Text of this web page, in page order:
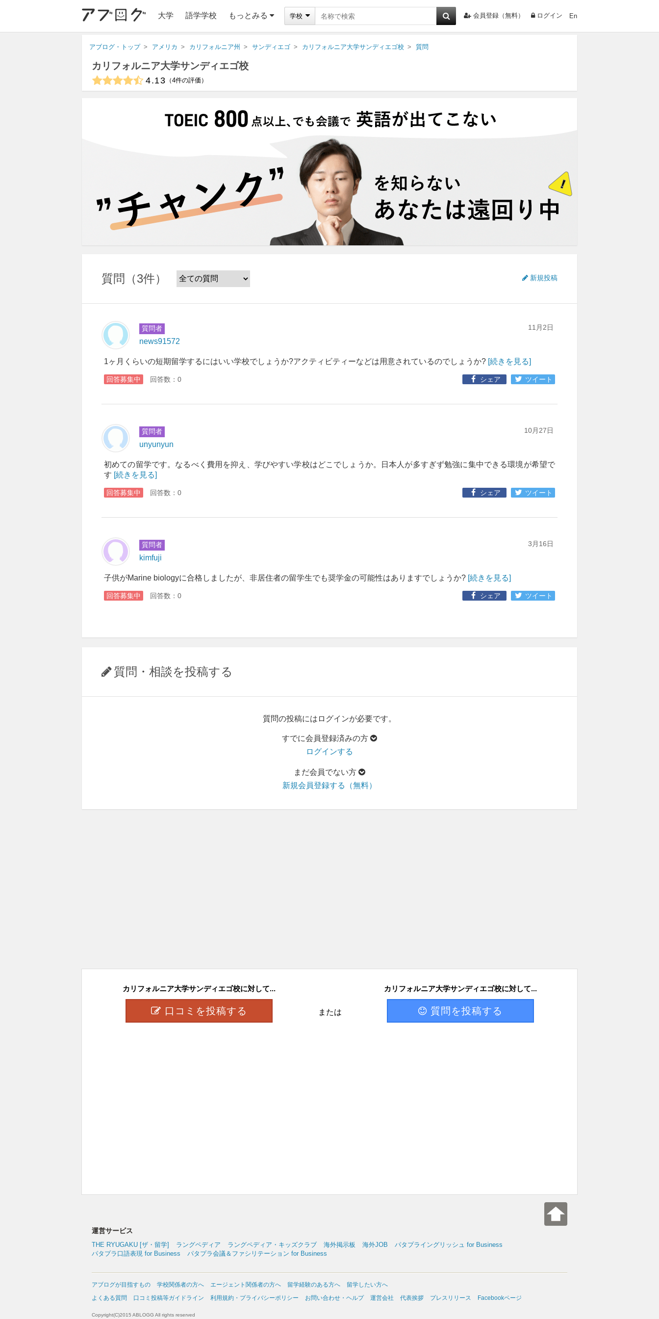
大学 語学学校 もっとみる 学校 会員登録（無料） ログイン En
アブログ・トップ アメリカ カリフォルニア州 サンディエゴ カリフォルニア大学サンディエゴ校 質問
カリフォルニア大学サンディエゴ校
4.13 4件の評価
質問 3件 新規投稿
質問者
news91572
11月2日
1ヶ月くらいの短期留学するにはいい学校でしょうか?アクティビティーなどは用意されているのでしょうか? [続きを見る]
回答募集中 回答数：0 シェア ツイート
質問者
unyunyun
10月27日
初めての留学です。なるべく費用を抑え、学びやすい学校はどこでしょうか。日本人が多すぎず勉強に集中できる環境が希望で
す [続きを見る]
回答募集中 回答数：0 シェア ツイート
質問者
kimfuji
3月16日
子供がMarine biologyに合格しましたが、非居住者の留学生でも奨学金の可能性はありますでしょうか? [続きを見る]
回答募集中 回答数：0 シェア ツイート
質問・相談を投稿する
質問の投稿にはログインが必要です。
すでに会員登録済みの方
ログインする
まだ会員でない方
新規会員登録する（無料）
カリフォルニア大学サンディエゴ校に対して...
口コミを投稿する または
カリフォルニア大学サンディエゴ校に対して...
質問を投稿する
運営サービス
THE RYUGAKU [ザ・留学] ラングペディア ラングペディア・キッズクラブ 海外掲示板 海外JOB
パタプライングリッシュ for Business
パタプラ口語表現 for Business
パタプラ会議＆ファシリテーション for Business
アブログが目指すもの 学校関係者の方へ エージェント関係者の方へ 留学経験のある方へ
留学したい方へ
よくある質問
口コミ投稿等ガイドライン 利用規約・プライバシーポリシー お問い合わせ・ヘルプ 運営会社 代表挨拶 プレスリリース Facebookページ
Copyright(C)2015 ABLOGG All rights reserved